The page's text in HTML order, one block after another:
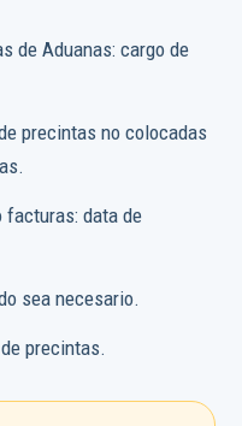
de Aduanas: cargo de
precintas no colocadas
facturas: data de
sea necesario.
precintas.